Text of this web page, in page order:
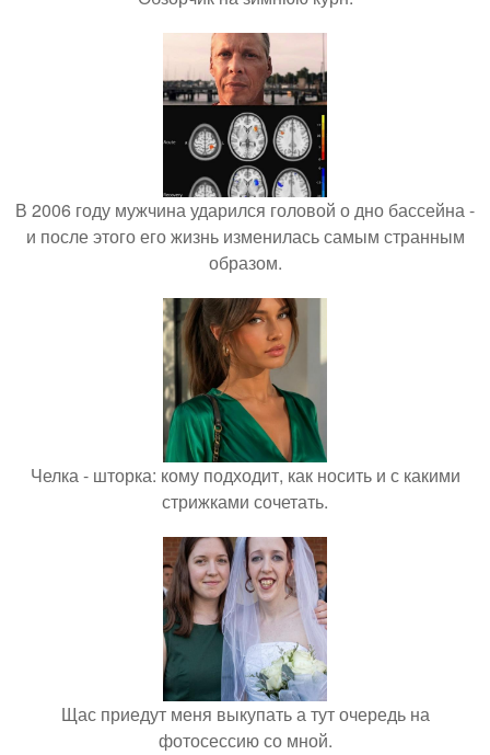
В 2006 году мужчина ударился головой о дно бассейна -
и после этого его жизнь изменилась самым странным
образом.
Челка - шторка: кому подходит, как носить и с какими
стрижками сочетать.
Щас приедут меня выкупать а тут очередь на
фотосессию со мной.